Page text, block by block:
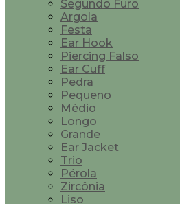
Segundo Furo
Argola
Festa
Ear Hook
Piercing Falso
Ear Cuff
Pedra
Pequeno
Médio
Longo
Grande
Ear Jacket
Trio
Pérola
Zircônia
Liso